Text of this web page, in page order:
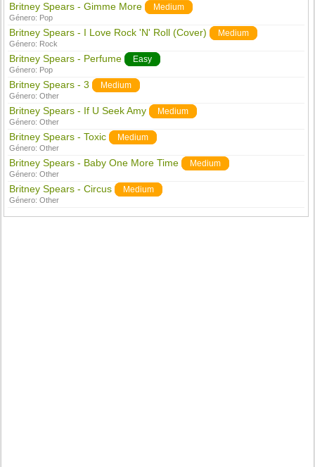
Britney Spears - Gimme More Medium
Género: Pop
Britney Spears - I Love Rock 'N' Roll (Cover) Medium
Género: Rock
Britney Spears - Perfume Easy
Género: Pop
Britney Spears - 3 Medium
Género:Other
Britney Spears - If U Seek Amy Medium
Género:Other
Britney Spears - Toxic Medium
Género:Other
Britney Spears - Baby One More Time Medium
Género:Other
Britney Spears - Circus Medium
Género:Other